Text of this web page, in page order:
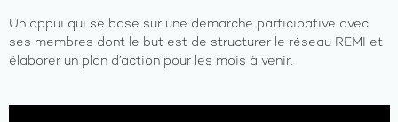
Un appui qui se base sur une démarche participative avec
ses membres dont le but est de structurer le réseau REMI et
élaborer un plan d’action pour les mois à venir.